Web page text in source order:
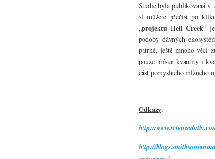
Studie byla publikovaná v
si můžete přečíst po
„projektu Hell Creek“
podoby dávných
patrné, ještě mnoho věcí
pouze přísun kvantity i
část pomyslného mlžného
Odkazy:
http://
http://